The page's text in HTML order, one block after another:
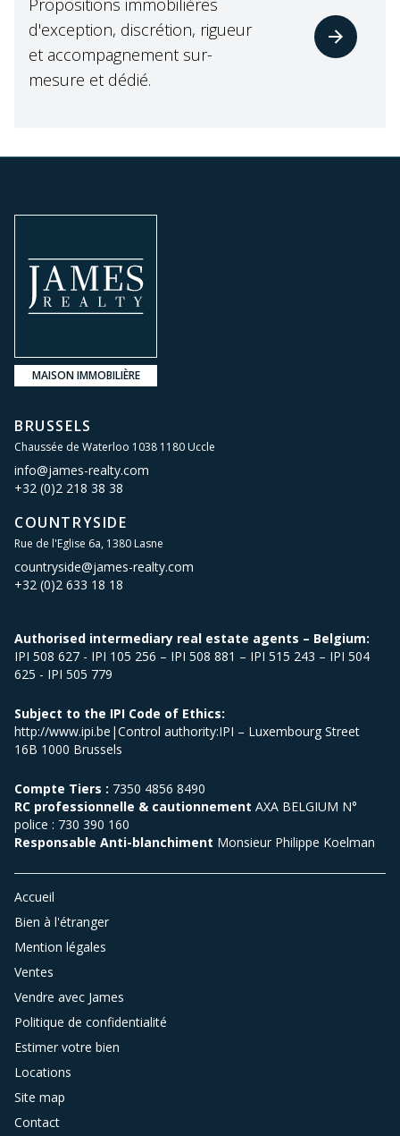
Propositions immobilières
d'exception, discrétion, rigueur
et accompagnement sur-
mesure et dédié.
MAISON IMMOBILIÈRE
BRUSSELS
Chaussée de Waterloo 1038 1180 Uccle
info@james-realty.com
+32 (0)2 218 38 38
COUNTRYSIDE
Rue de l'Eglise 6a, 1380 Lasne
countryside@james-realty.com
+32 (0)2 633 18 18
Authorised intermediary real estate agents – Belgium:
IPI 508 627 - IPI 105 256 – IPI 508 881 – IPI 515 243 – IPI 504
625 - IPI 505 779
Subject to the IPI Code of Ethics:
http://www.ipi.be|Control authority:IPI – Luxembourg Street
16B 1000 Brussels
Compte Tiers : 7350 4856 8490
RC professionnelle & cautionnement AXA BELGIUM N°
police : 730 390 160
Responsable Anti-blanchiment Monsieur Philippe Koelman
Accueil
Bien à l'étranger
Mention légales
Ventes
Vendre avec James
Politique de confidentialité
Estimer votre bien
Locations
Site map
Contact